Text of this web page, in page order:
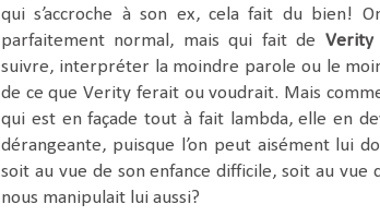
qui s’accroche à son ex, cela fait du bien!
parfaitement normal, mais qui fait de Verity
suivre, interpréter la moindre parole ou le
de ce que Verity ferait ou voudrait. Mais
qui est en façade tout à fait lambda, elle en
dérangeante, puisque l’on peut aisément lui
soit au vue de son enfance difficile, soit au vue
nous manipulait lui aussi?